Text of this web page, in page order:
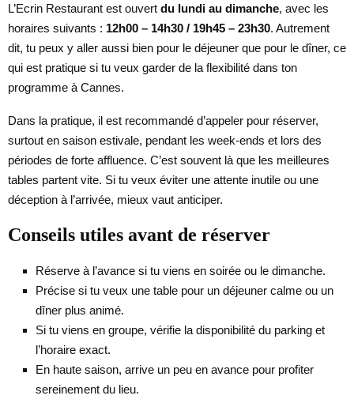
L’Ecrin Restaurant est ouvert du lundi au dimanche, avec les
horaires suivants : 12h00 – 14h30 / 19h45 – 23h30. Autrement
dit, tu peux y aller aussi bien pour le déjeuner que pour le dîner, ce
qui est pratique si tu veux garder de la flexibilité dans ton
programme à Cannes.
Dans la pratique, il est recommandé d’appeler pour réserver,
surtout en saison estivale, pendant les week-ends et lors des
périodes de forte affluence. C’est souvent là que les meilleures
tables partent vite. Si tu veux éviter une attente inutile ou une
déception à l’arrivée, mieux vaut anticiper.
Conseils utiles avant de réserver
Réserve à l’avance si tu viens en soirée ou le dimanche.
Précise si tu veux une table pour un déjeuner calme ou un
dîner plus animé.
Si tu viens en groupe, vérifie la disponibilité du parking et
l’horaire exact.
En haute saison, arrive un peu en avance pour profiter
sereinement du lieu.